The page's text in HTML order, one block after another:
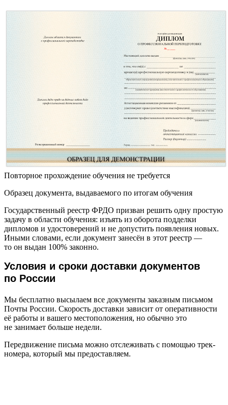
Повторное прохождение обучения не требуется
Образец документа, выдаваемого по итогам обучения
Государственный реестр ФРДО призван решить одну простую
задачу в области обучения: изъять из оборота подделки
дипломов и удостоверений и не допустить появления новых.
Иными словами, если документ занесён в этот реестр —
то он выдан 100% законно.
Условия и сроки доставки документов
по России
Мы бесплатно высылаем все документы заказным письмом
Почты России. Скорость доставки зависит от оперативности
её работы и вашего местоположения, но обычно это
не занимает больше недели.
Передвижение письма можно отслеживать с помощью трек-
номера, который мы предоставляем.